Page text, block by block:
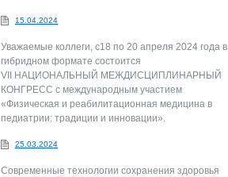
15.04.2024
Уважаемые коллеги, c18 по 20 апреля 2024 года в
гибридном формате состоится
VII НАЦИОНАЛЬНЫЙ МЕЖДИСЦИПЛИНАРНЫЙ
КОНГРЕСС с международным участием
«Физическая и реабилитационная медицина в
педиатрии: традиции и инновации».
25.03.2024
Современные технологии сохранения здоровья